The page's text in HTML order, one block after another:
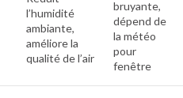
l’humidité
ambiante,
améliore la
qualité de l’air
bruyante,
dépend de
la météo
pour
fenêtre